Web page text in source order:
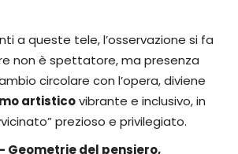
a queste tele, l’osservazione si fa
non è spettatore, ma presenza
circolare con l’opera, diviene
artisticovibrante e inclusivo, in
prezioso e privilegiato.
Geometrie del pensiero,